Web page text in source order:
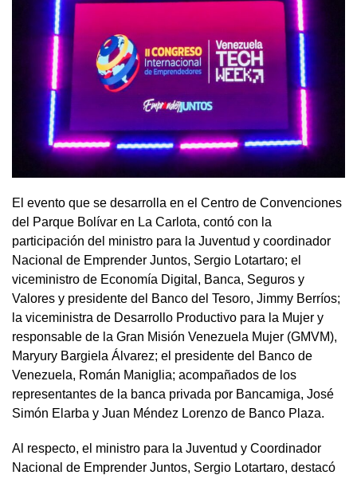
El evento que se desarrolla en el Centro de Convenciones
del Parque Bolívar en La Carlota, contó con la
participación del ministro para la Juventud y coordinador
Nacional de Emprender Juntos, Sergio Lotartaro; el
viceministro de Economía Digital, Banca, Seguros y
Valores y presidente del Banco del Tesoro, Jimmy Berríos;
la viceministra de Desarrollo Productivo para la Mujer y
responsable de la Gran Misión Venezuela Mujer (GMVM),
Maryury Bargiela Álvarez; el presidente del Banco de
Venezuela, Román Maniglia; acompañados de los
representantes de la banca privada por Bancamiga, José
Simón Elarba y Juan Méndez Lorenzo de Banco Plaza.
Al respecto, el ministro para la Juventud y Coordinador
Nacional de Emprender Juntos, Sergio Lotartaro, destacó